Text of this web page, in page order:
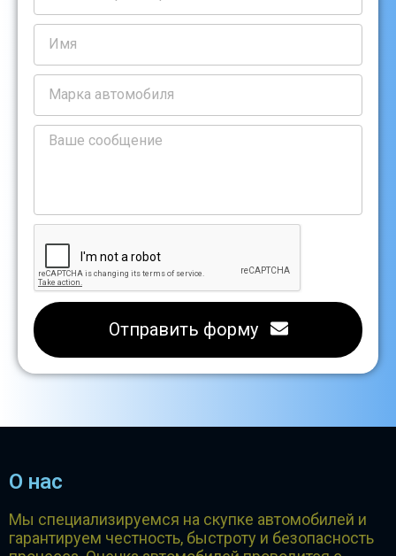
Отправить форму
О нас
Мы специализируемся на скупке автомобилей и
гарантируем честность, быстроту и безопасность